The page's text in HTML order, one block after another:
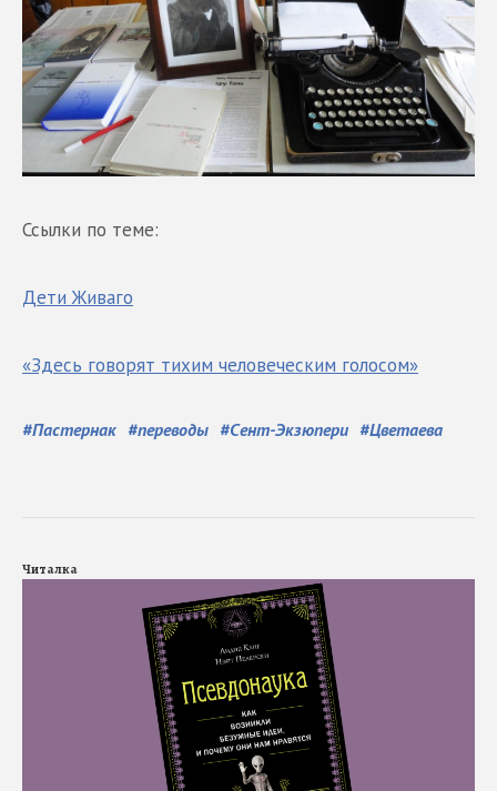
Ссылки по теме:
Дети Живаго
«Здесь говорят тихим человеческим голосом»
#Пастернак #переводы #Сент-Экзюпери #Цветаева
Читалка